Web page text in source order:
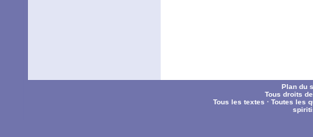
Plan du
Tous droits
Tous les textes ·Toutes les